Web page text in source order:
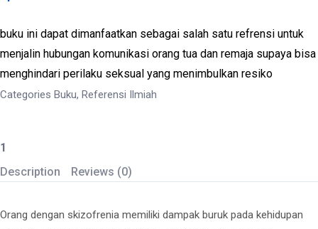
buku ini dapat dimanfaatkan sebagai salah satu refrensi untuk
menjalin hubungan komunikasi orang tua dan remaja supaya bisa
menghindari perilaku seksual yang menimbulkan resiko
Categories Buku, Referensi Ilmiah
Dampak
Terhadap
Hidup
Description Reviews (0)
Orang dengan skizofrenia memiliki dampak buruk pada kehidupan